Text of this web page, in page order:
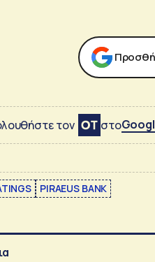
τον στο
PIRAEUS BANK